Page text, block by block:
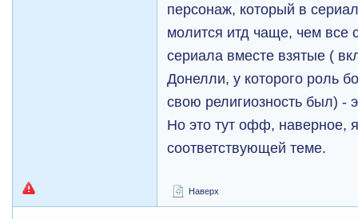
персонаж, который в
молится итд чаще, чем все
сериала вместе взятые (
Донелли, у которого роль
свою религиозность был) -
Но это тут офф, наверное,
соответствующей теме.
Наверх